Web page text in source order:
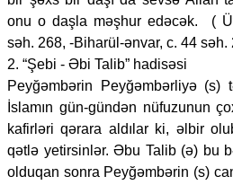
onu o daşla məşhur edəcək. (
səh. 268, -Biharül-ənvar, c. 44 səh.
2. “Şebi - Əbi Talib” hadisəsi
Peyğəmbərin Peyğəmbərliyə (s)
İslamın gün-gündən nüfuzunun
kafirləri qərara aldılar ki, əlbir
qətlə yetirsinlər. Əbu Talib (ə) bu
olduqan sonra Peyğəmbərin (s)